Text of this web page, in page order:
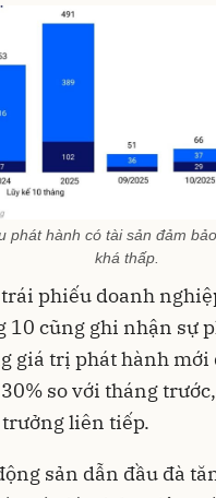
phát hành có tài sản đảm
khá thấp.
phiếu doanh
10 cũng ghi nhận sự
giá trị phát hành
so với tháng
liên tiếp.
sản dẫn đầu đà